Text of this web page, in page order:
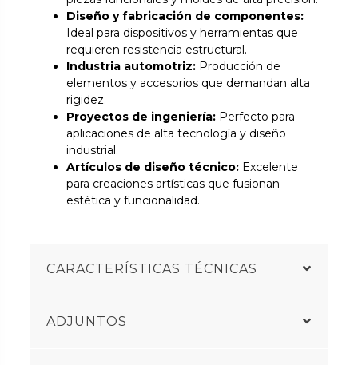
Diseño y fabricación de componentes:
Ideal para dispositivos y herramientas que
requieren resistencia estructural.
Industria automotriz: Producción de
elementos y accesorios que demandan alta
rigidez.
Proyectos de ingeniería: Perfecto para
aplicaciones de alta tecnología y diseño
industrial.
Artículos de diseño técnico: Excelente
para creaciones artísticas que fusionan
estética y funcionalidad.
CARACTERÍSTICAS TÉCNICAS
ADJUNTOS